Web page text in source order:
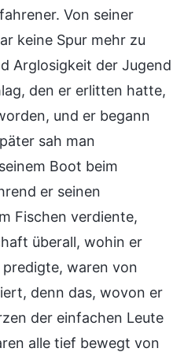
Von seiner
keine Spur mehr zu
Arglosigkeit der Jugend
den er erlitten hatte,
und er begann
sah man
Boot beim
er seinen
Fischen verdiente,
überall, wohin er
waren von
denn das, wovon er
der einfachen Leute
alle tief bewegt von